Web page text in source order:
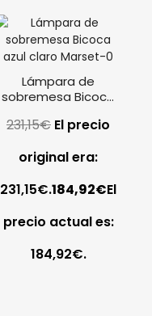
Lámpara de
sobremesa Bicoca
231,15€ El precio
original era:
231,15€.184,92€El
precio actual es:
184,92€.